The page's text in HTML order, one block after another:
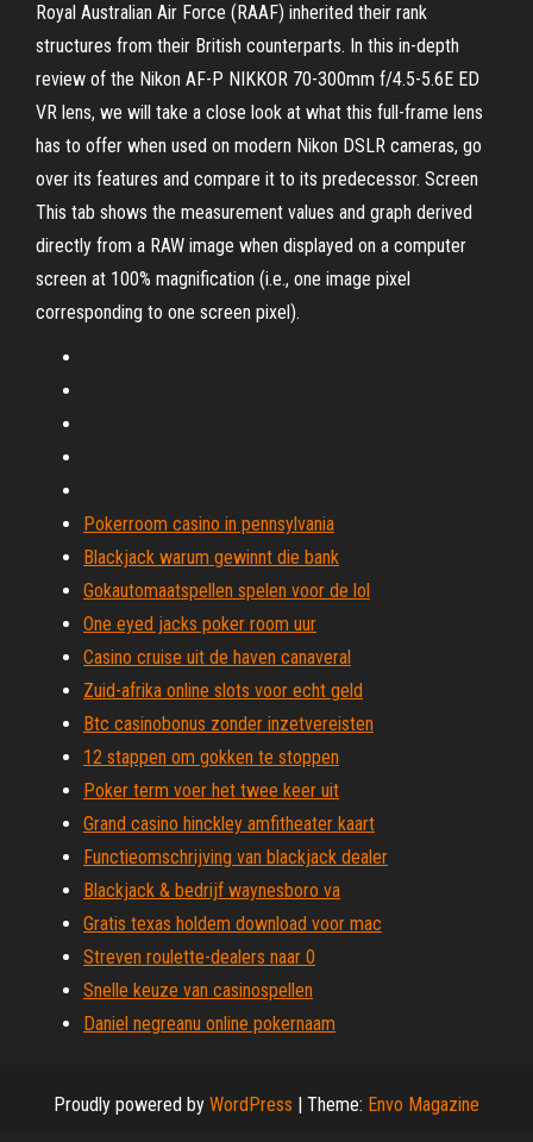
Royal Australian Air Force (RAAF) inherited their rank
structures from their British counterparts. In this in-depth
review of the Nikon AF-P NIKKOR 70-300mm f/4.5-5.6E ED
VR lens, we will take a close look at what this full-frame lens
has to offer when used on modern Nikon DSLR cameras, go
over its features and compare it to its predecessor. Screen
This tab shows the measurement values and graph derived
directly from a RAW image when displayed on a computer
screen at 100% magnification (i.e., one image pixel
corresponding to one screen pixel).
Pokerroom casino in pennsylvania
Blackjack warum gewinnt die bank
Gokautomaatspellen spelen voor de lol
One eyed jacks poker room uur
Casino cruise uit de haven canaveral
Zuid-afrika online slots voor echt geld
Btc casinobonus zonder inzetvereisten
12 stappen om gokken te stoppen
Poker term voer het twee keer uit
Grand casino hinckley amfitheater kaart
Functieomschrijving van blackjack dealer
Blackjack & bedrijf waynesboro va
Gratis texas holdem download voor mac
Streven roulette-dealers naar 0
Snelle keuze van casinospellen
Daniel negreanu online pokernaam
Proudly powered by WordPress | Theme: Envo Magazine